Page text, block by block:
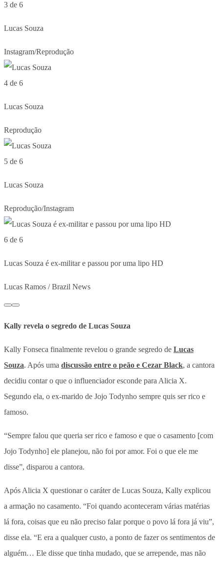
3 de 6
Lucas Souza
Instagram/Reprodução
4 de 6
Lucas Souza
Reprodução
5 de 6
Lucas Souza
Reprodução/Instagram
6 de 6
Lucas Souza é ex-militar e passou por uma lipo HD
Lucas Ramos / Brazil News
Kally revela o segredo de Lucas Souza
Kally Fonseca finalmente revelou o grande segredo de Lucas
Souza. Após uma discussão entre o peão e Cezar Black, a cantora
decidiu contar o que o influenciador esconde para Alicia X.
Segundo ela, o ex-marido de Jojo Todynho sempre quis ser rico e
famoso.
“Sempre falou que queria ser rico e famoso e que o casamento [com
Jojo Todynho] ele planejou, não foi por amor. Foi o que ele me
disse”, disparou a cantora.
Após Alicia X questionar o caráter de Lucas Souza, Kally explicou
a armação no casamento. “Foi quando aconteceram várias matérias
lá fora, coisas que eu não preciso falar porque o povo lá fora já viu”,
disse ela. “E era a qualquer custo, a ponto de fazer os sentimentos de
alguém… Ele disse que tinha mudado, que se arrepende, mas não